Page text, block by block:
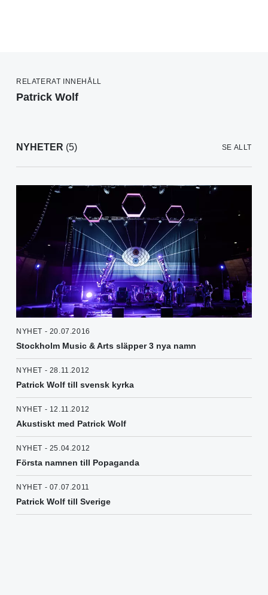
RELATERAT INNEHÅLL
Patrick Wolf
NYHETER (5) SE ALLT
NYHET - 20.07.2016
Stockholm Music & Arts släpper 3 nya namn
NYHET - 28.11.2012
Patrick Wolf till svensk kyrka
NYHET - 12.11.2012
Akustiskt med Patrick Wolf
NYHET - 25.04.2012
Första namnen till Popaganda
NYHET - 07.07.2011
Patrick Wolf till Sverige